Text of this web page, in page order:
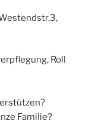
Roll
Familie?